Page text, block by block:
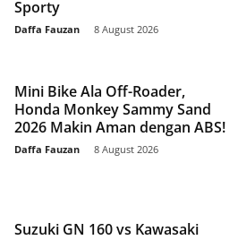
Sporty
Daffa Fauzan 8 August 2026
Mini Bike Ala Off-Roader,
Honda Monkey Sammy Sand
2026 Makin Aman dengan ABS!
Daffa Fauzan 8 August 2026
Suzuki GN 160 vs Kawasaki